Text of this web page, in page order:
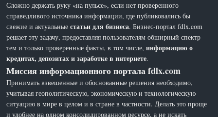
Сложно держать руку «на пульсе», если нет проверенного
справедливого источника информации, где публиковались бы
свежие и актуальныестатьи для бизнеса. Бизнес-портал fdlx.com
решает эту задачу, предоставляя пользователям обширный спектр
тем и только проверенные факты, в том числе,информацию о
кредитах, депозитах и заработке в интернете.
Миссия информационного портала fdlx.com
Принимать взвешенные и обоснованные решения необходимо,
учитывая геополитическую, экономическую и технологическую
ситуацию в мире в целом и в стране в частности. Делать это проще
и удобнее на одном консолидированном ресурсе, а не искать